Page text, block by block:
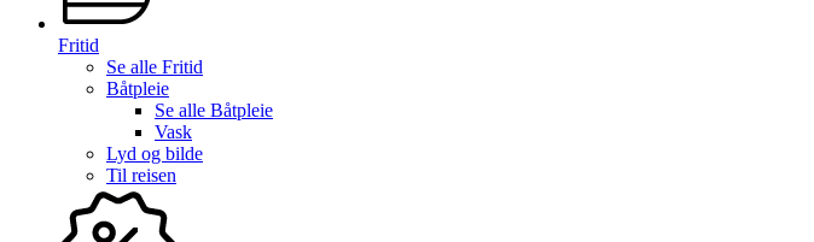
Fritid
Se alle Fritid
Båtpleie
Se alle Båtpleie
Vask
Lyd og bilde
Til reisen